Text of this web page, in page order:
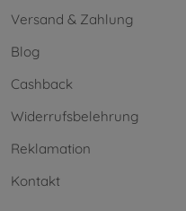
Versand & Zahlung
Blog
Cashback
Widerrufsbelehrung
Reklamation
Kontakt